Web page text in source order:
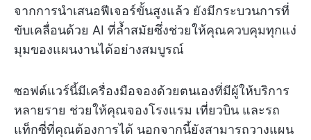
จากการนำเสนอฟีเจอร์ขั้นสูงแล้ว ยังมีกระบวนการที่
ขับเคลื่อนด้วย AI ที่ล้ำสมัยซึ่งช่วยให้คุณควบคุมทุกแง่
มุมของแผนงานได้อย่างสมบูรณ์
ซอฟต์แวร์นี้มีเครื่องมือจองด้วยตนเองที่มีผู้ให้บริการ
หลายราย ช่วยให้คุณจองโรงแรม เที่ยวบิน และรถ
แท็กซี่ที่คุณต้องการได้ นอกจากนี้ยังสามารถวางแผน